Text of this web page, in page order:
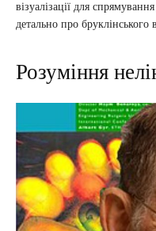
візуалізації для
детально про бруклінського
Розуміння